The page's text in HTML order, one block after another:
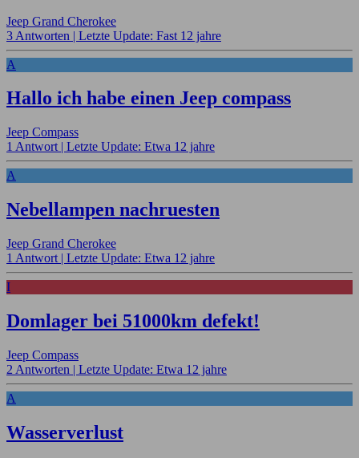
Jeep Grand Cherokee
3 Antworten | Letzte Update: Fast 12 jahre
A
Hallo ich habe einen Jeep compass
Jeep Compass
1 Antwort | Letzte Update: Etwa 12 jahre
A
Nebellampen nachruesten
Jeep Grand Cherokee
1 Antwort | Letzte Update: Etwa 12 jahre
I
Domlager bei 51000km defekt!
Jeep Compass
2 Antworten | Letzte Update: Etwa 12 jahre
A
Wasserverlust